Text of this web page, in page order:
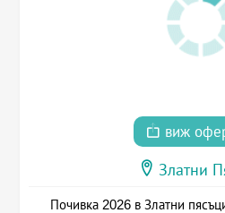
виж
Златни
Почивка 2026 в Златни